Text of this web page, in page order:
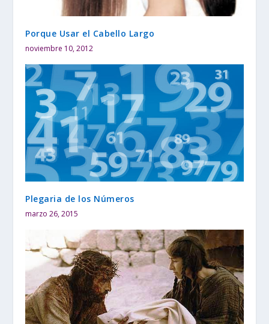
Porque Usar el Cabello Largo
noviembre 10, 2012
Plegaria de los Números
marzo 26, 2015